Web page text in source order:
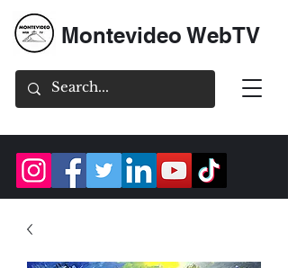
Montevideo WebTV